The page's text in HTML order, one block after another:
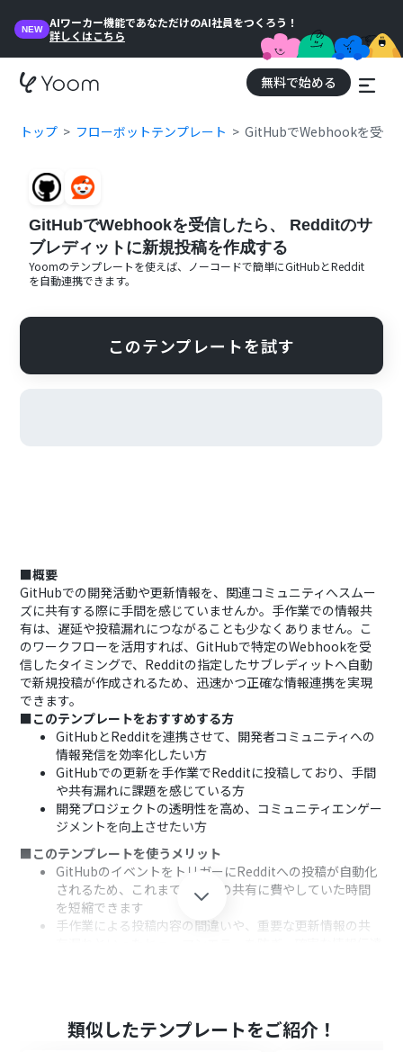
NEW
AIワーカー機能であなただけのAI社員をつくろう！
詳しくはこちら
無料で始める
トップ フローボットテンプレート GitHubでWebhookを受信
GitHubでWebhookを受信したら、 Redditのサ
ブレディットに新規投稿を作成する
Yoomのテンプレートを使えば、ノーコードで簡単にGitHubとReddit
を自動連携できます。
このテンプレートを試す
■概要
GitHubでの開発活動や更新情報を、関連コミュニティへスムー
ズに共有する際に手間を感じていませんか。手作業での情報共
有は、遅延や投稿漏れにつながることも少なくありません。こ
のワークフローを活用すれば、GitHubで特定のWebhookを受
信したタイミングで、Redditの指定したサブレディットへ自動
で新規投稿が作成されるため、迅速かつ正確な情報連携を実現
できます。
■このテンプレートをおすすめする方
GitHubとRedditを連携させて、開発者コミュニティへの
情報発信を効率化したい方
GitHubでの更新を手作業でRedditに投稿しており、手間
や共有漏れに課題を感じている方
開発プロジェクトの透明性を高め、コミュニティエンゲー
ジメントを向上させたい方
■このテンプレートを使うメリット
GitHubのイベントをトリガーにRedditへの投稿が自動化
されるため、これまで手動での共有に費やしていた時間
を短縮できます
手作業による投稿内容の間違いや、重要な更新情報の共
次に、トリガーでGitHubを選択し、「Webhookを受信し
たら」というアクションを設定してWebhookのURLを発
類似したテンプレートをご紹介！